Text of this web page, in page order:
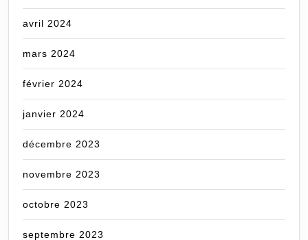
avril 2024
mars 2024
février 2024
janvier 2024
décembre 2023
novembre 2023
octobre 2023
septembre 2023